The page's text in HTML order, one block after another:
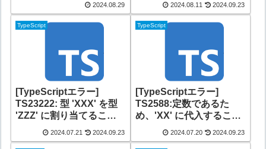
2024.08.29 2024.08.11 2024.09.23
TypeScript
[TypeScriptエラー]
TS23222: 型 'XXX' を型
'ZZZ' に割り当てること
はできません。
2024.07.21 2024.09.23
TypeScript
[TypeScriptエラー]
TS2588:定数であるた
め、'XX' に代入すること
はできません。
2024.07.20 2024.09.23